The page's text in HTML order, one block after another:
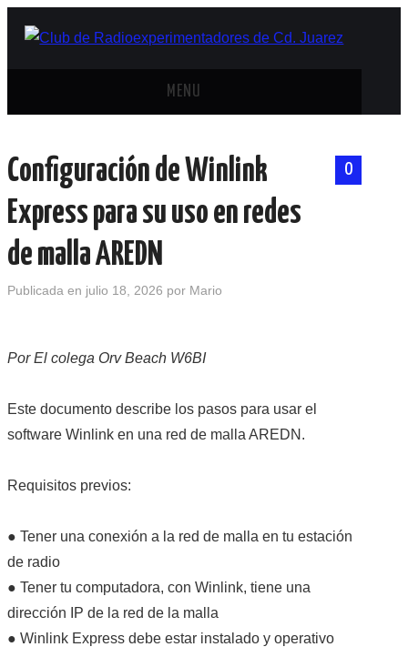
MENU
ANTENAS Y ACCESORIOS
AREDN
HISTORIA DE LA RADIO
IMÁGENES CRECJ
MIEMBROS ORIGINALES
MORSE CW APRENDE Y MAS
0
Configuración de Winlink
Express para su uso en redes
de malla AREDN
Publicada en julio 18, 2026 por Mario
Por El colega Orv Beach W6BI
Este documento describe los pasos para usar el
software Winlink en una red de malla AREDN.
Requisitos previos:
● Tener una conexión a la red de malla en tu estación
de radio
● Tener tu computadora, con Winlink, tiene una
dirección IP de la red de la malla
● Winlink Express debe estar instalado y operativo